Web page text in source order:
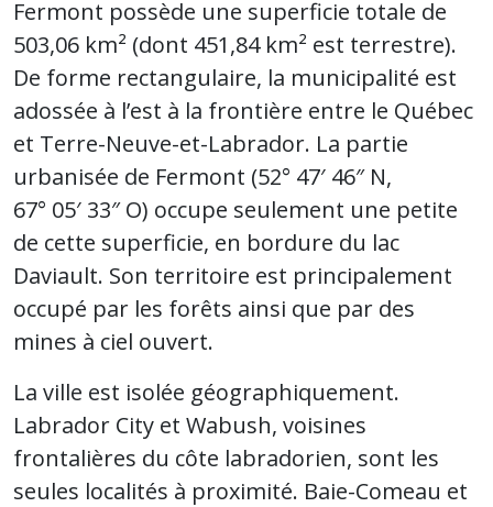
Fermont possède une superficie totale de
503,06 km² (dont 451,84 km² est terrestre).
De forme rectangulaire, la municipalité est
adossée à l’est à la frontière entre le Québec
et Terre-Neuve-et-Labrador. La partie
urbanisée de Fermont (52° 47′ 46″ N,
67° 05′ 33″ O) occupe seulement une petite
de cette superficie, en bordure du lac
Daviault. Son territoire est principalement
occupé par les forêts ainsi que par des
mines à ciel ouvert.
La ville est isolée géographiquement.
Labrador City et Wabush, voisines
frontalières du côte labradorien, sont les
seules localités à proximité. Baie-Comeau et